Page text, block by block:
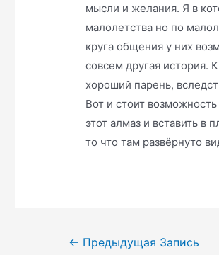
мысли и желания. Я в
малолетства но по
круга общения у них
совсем другая история.
хороший парень,
Вот и стоит
этот алмаз и вставить в
то что там развёрнуто
Навигация
← Предыдущая Запись